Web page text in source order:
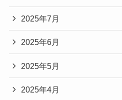
2025年7月
2025年6月
2025年5月
2025年4月